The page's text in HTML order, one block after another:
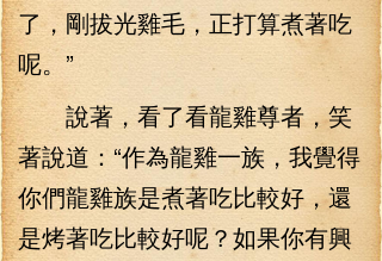
了，剛拔光雞毛，正打算煮著吃
呢。”
說著，看了看龍雞尊者，笑
著說道：“作為龍雞一族，我覺得
你們龍雞族是煮著吃比較好，還
是烤著吃比較好呢？如果你有興